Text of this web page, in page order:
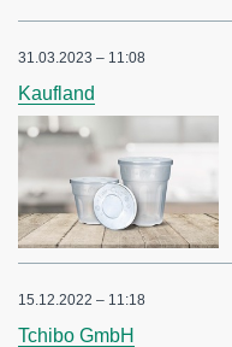
31.03.2023 – 11:08
Kaufland
15.12.2022 – 11:18
Tchibo GmbH